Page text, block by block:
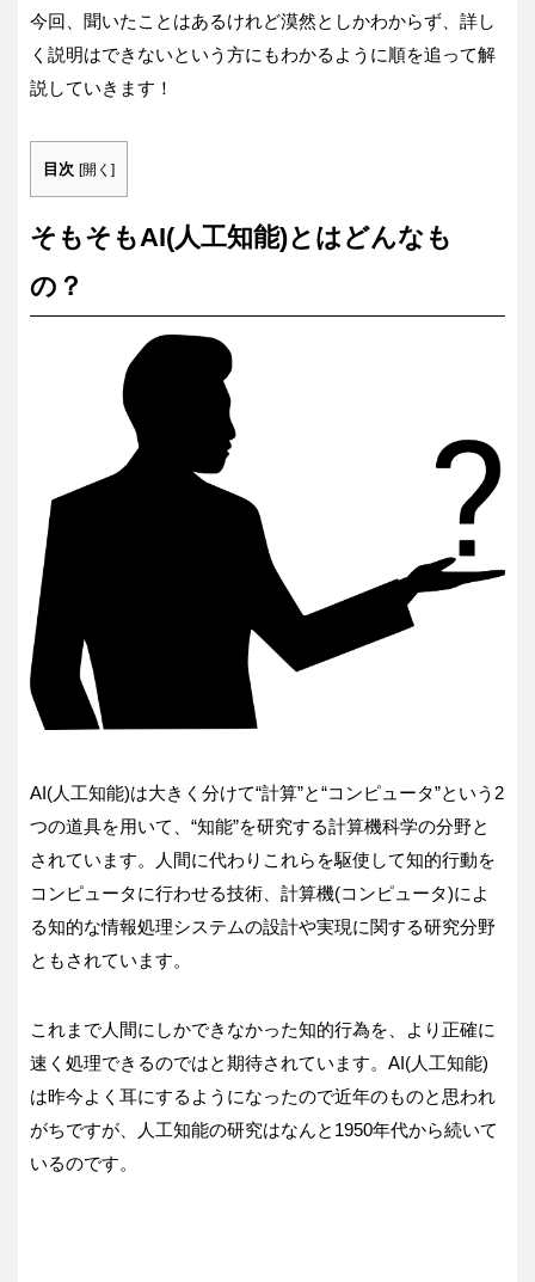
今回、聞いたことはあるけれど漠然としかわからず、詳し
く説明はできないという方にもわかるように順を追って解
説していきます！
目次 [開く ]
そもそもAI(人工知能)とはどんなも
の？
AI(人工知能)は大きく分けて“計算”と“コンピュータ”という2
つの道具を用いて、“知能”を研究する計算機科学の分野と
されています。人間に代わりこれらを駆使して知的行動を
コンピュータに行わせる技術、計算機(コンピュータ)によ
る知的な情報処理システムの設計や実現に関する研究分野
ともされています。
これまで人間にしかできなかった知的行為を、より正確に
速く処理できるのではと期待されています。AI(人工知能)
は昨今よく耳にするようになったので近年のものと思われ
がちですが、人工知能の研究はなんと1950年代から続いて
いるのです。